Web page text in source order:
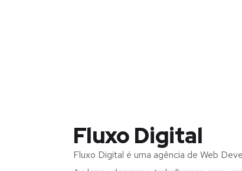
Fluxo Digital
Fluxo Digital é uma agência de Web